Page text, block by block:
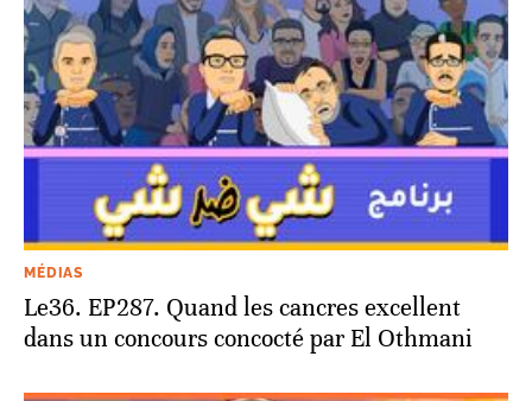
MÉDIAS
Le36. EP287. Quand les cancres excellent
dans un concours concocté par El Othmani